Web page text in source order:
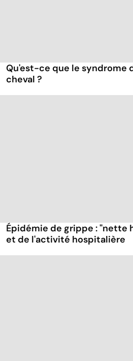
Qu'est-ce que le syndrome
cheval ?
Épidémie de grippe : "nette
et de l'activité hospitalière